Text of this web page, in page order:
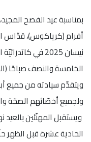
بمناسبة عيد الفصح
نيسان 2025 في
الخامسة والنصف صباحًا
ويتقدّم سيادته من جميع
ولجميع أخصّائهم الصحّة
ويستقبل المهنّئين
الحادية عشرة قبل الظهر